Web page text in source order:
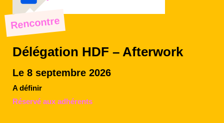
Rencontre
Délégation HDF – Afterwork
Le 8 septembre 2026
A définir
Réservé aux adhérents